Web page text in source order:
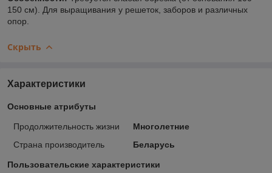
150 см). Для выращивания у решеток, заборов и различных
опор.
Скрыть
Характеристики
Основные атрибуты
Продолжительность жизни
Многолетние
Страна производитель
Беларусь
Пользовательские характеристики